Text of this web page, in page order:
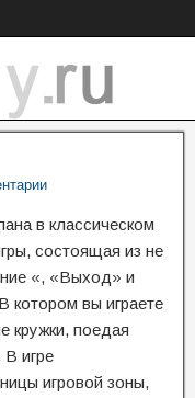
в классическом
состоящая из не
«, «Выход» и
котором вы играете
кружки, поедая
В игре
игровой зоны,